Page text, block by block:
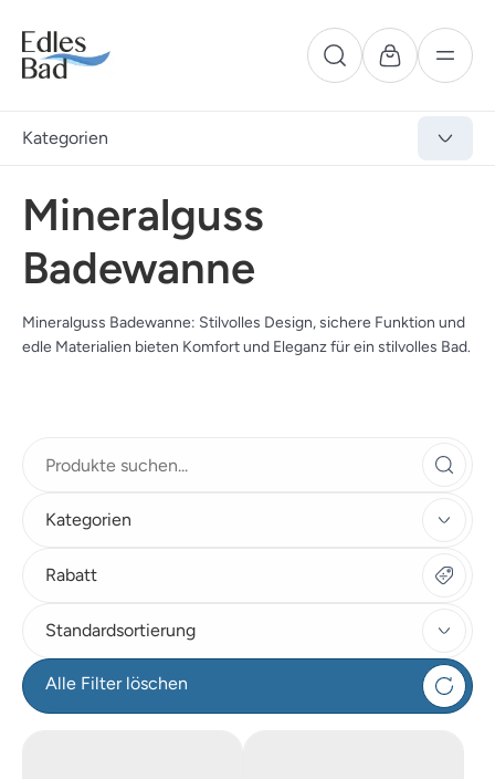
Kategorien
Mineralguss
Badewanne
Mineralguss Badewanne: Stilvolles Design, sichere Funktion und
edle Materialien bieten Komfort und Eleganz für ein stilvolles Bad.
Kategorien
Rabatt
Standardsortierung
Alle Filter löschen